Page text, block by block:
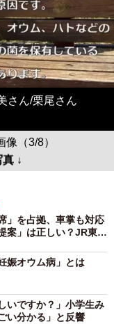
さん/栗尾さん
（3/8）
↓
」を占拠、車掌も対応
案」は正しい？JR東海
娠オウム病」とは
いですか？」小学生み
い分かる」と反響